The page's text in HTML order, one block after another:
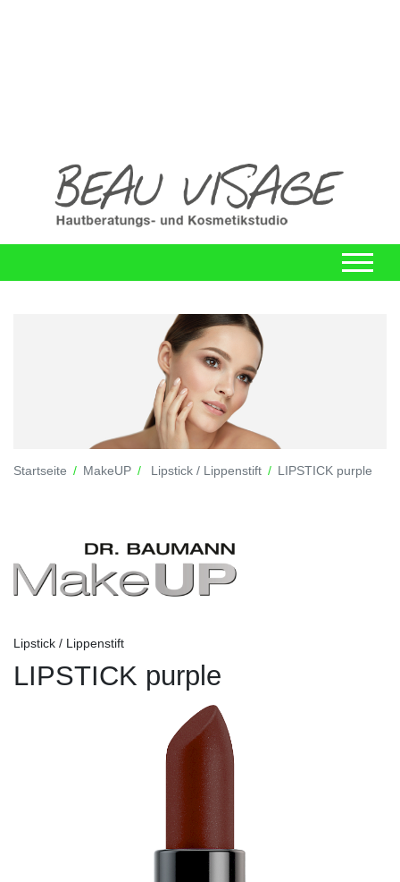
Startseite MakeUP Lipstick / Lippenstift LIPSTICK purple
Lipstick / Lippenstift
LIPSTICK purple